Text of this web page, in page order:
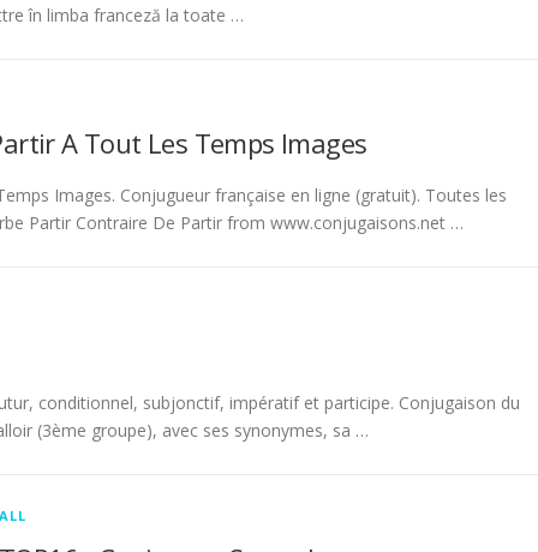
în limba franceză la toate …
A Tout Les Temps Images
Images. Conjugueur française en ligne (gratuit). Toutes les
Partir Contraire De Partir from www.conjugaisons.net …
conditionnel, subjonctif, impératif et participe. Conjugaison du
(3ème groupe), avec ses synonymes, sa …
ALL